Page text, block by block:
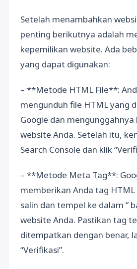
Setelah menambahkan
penting berikutnya adalah
kepemilikan website. Ada
yang dapat digunakan:
– **Metode HTML File**:
mengunduh file HTML yang
Google dan
website Anda. Setelah itu,
Search Console dan klik
– **Metode Meta Tag**:
memberikan Anda tag
salin dan tempel ke dalam “
website Anda. Pastikan tag
ditempatkan dengan benar,
“Verifikasi”.